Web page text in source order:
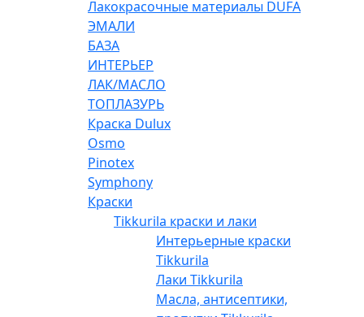
Лакокрасочные материалы DUFA
ЭМАЛИ
БАЗА
ИНТЕРЬЕР
ЛАК/МАСЛО
ТОПЛАЗУРЬ
Краска Dulux
Osmo
Pinotex
Symphony
Краски
Tikkurila краски и лаки
Интерьерные краски
Tikkurila
Лаки Tikkurila
Масла, антисептики,